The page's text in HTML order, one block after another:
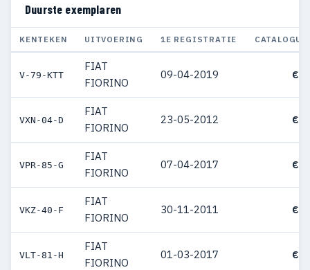
Duurste exemplaren
KENTEKEN UITVOERING 1E REGISTRATIE
V-79-KTT
FIAT
FIORINO
09-04-2019 €
VXN-04-D
FIAT
FIORINO
23-05-2012 €
VPR-85-G
FIAT
FIORINO
07-04-2017 €
VKZ-40-F
FIAT
FIORINO
30-11-2011 €
VLT-81-H
FIAT
FIORINO
01-03-2017 €